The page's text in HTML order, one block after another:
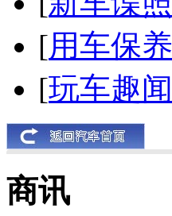
[用车保养
[玩车趣闻
商讯